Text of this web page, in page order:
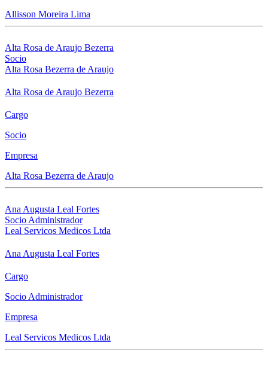
Allisson Moreira Lima
Alta Rosa de Araujo Bezerra
Socio
Alta Rosa Bezerra de Araujo
Alta Rosa de Araujo Bezerra
Cargo
Socio
Empresa
Alta Rosa Bezerra de Araujo
Ana Augusta Leal Fortes
Socio Administrador
Leal Servicos Medicos Ltda
Ana Augusta Leal Fortes
Cargo
Socio Administrador
Empresa
Leal Servicos Medicos Ltda